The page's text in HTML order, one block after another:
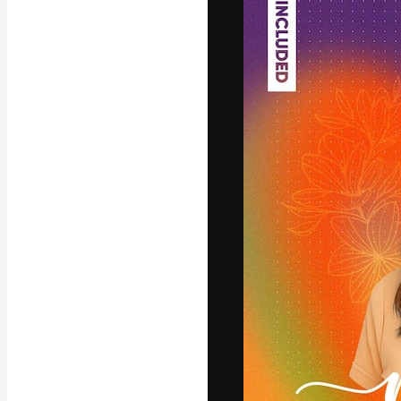
La
migliori lavori.
creativi,
Italiano
Copyright ©